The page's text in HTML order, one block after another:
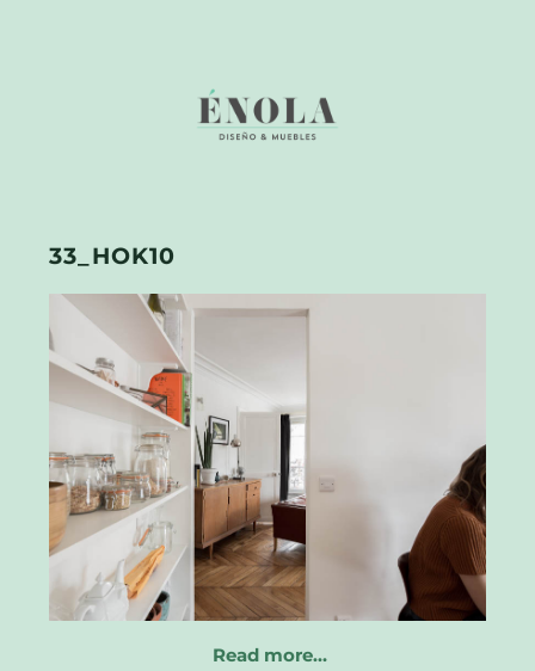
33_HOK10
Read more…